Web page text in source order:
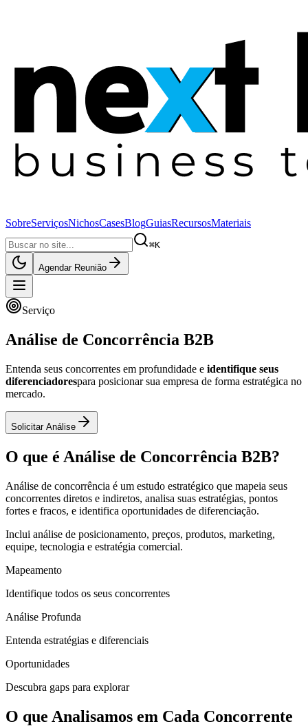
SobreServiçosNichosCasesBlogGuiasRecursosMateriais
⌘K
Agendar Reunião
Serviço
Análise de Concorrência B2B
Entenda seus concorrentes em profundidade e identifique seus
diferenciadorespara posicionar sua empresa de forma estratégica no
mercado.
Solicitar Análise
O que é Análise de Concorrência B2B?
Análise de concorrência é um estudo estratégico que mapeia seus
concorrentes diretos e indiretos, analisa suas estratégias, pontos
fortes e fracos, e identifica oportunidades de diferenciação.
Inclui análise de posicionamento, preços, produtos, marketing,
equipe, tecnologia e estratégia comercial.
Mapeamento
Identifique todos os seus concorrentes
Análise Profunda
Entenda estratégias e diferenciais
Oportunidades
Descubra gaps para explorar
O que Analisamos em Cada Concorrente